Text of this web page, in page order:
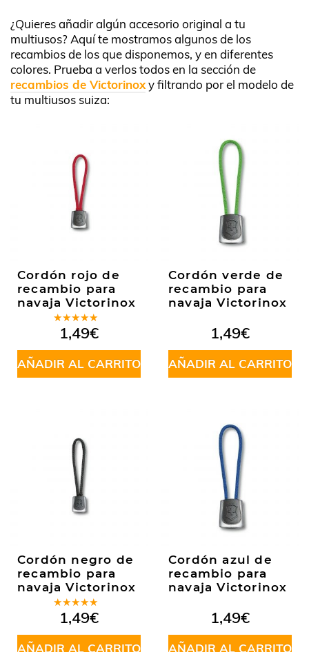
¿Quieres añadir algún accesorio original a tu
multiusos? Aquí te mostramos algunos de los
recambios de los que disponemos, y en diferentes
colores. Prueba a verlos todos en la sección de
recambios de Victorinoxy filtrando por el modelo de
tu multiusos suiza:
Cordón rojo de
recambio para
navaja Victorinox
Valorado
en5.00de
5
1,49€
AÑADIR AL CARRITO
Cordón verde de
recambio para
navaja Victorinox
1,49€
AÑADIR AL CARRITO
Cordón negro de
recambio para
navaja Victorinox
Valorado
en5.00de
5
1,49€
AÑADIR AL CARRITO
Cordón azul de
recambio para
navaja Victorinox
1,49€
AÑADIR AL CARRITO